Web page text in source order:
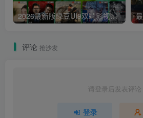
2026最新版绿豆UI9双端影视APP源码
评论 抢沙发
请登录后发表评论
登录